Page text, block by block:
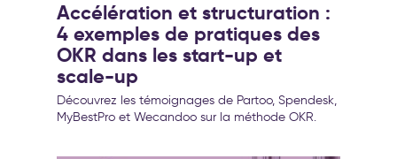
Accélération et structuration :
4 exemples de pratiques des
OKR dans les start-up et
scale-up
Découvrez les témoignages de Partoo, Spendesk,
MyBestPro et Wecandoo sur la méthode OKR.